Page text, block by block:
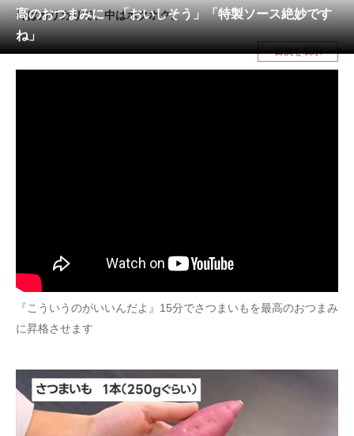
メディア
注目記事を集めた総合ページ
AI活用のいまが分かる
企業ITのトレンドを詳説
経営リーダーのコミュニティ
ITエンジニア向け専門サイト
企業向けIT製品の総合サイト
高のおつまみに 「おいしそう」「特製ソース絶妙です
ね」
外はカリカリで、中はホクホク。
目次を表示
『こういうのがいいんだよ』15分でさつまいもを最高のおつまみ
に昇格させます